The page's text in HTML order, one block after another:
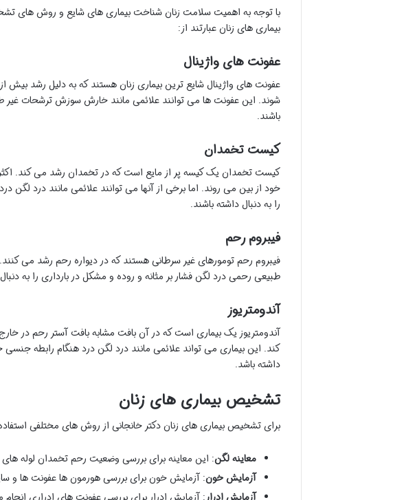
با توجه به اهمیت سلامت زنان شناخت بیماری های شایع و روش های
بیماری های زنان عبارتند از:
عفونت های واژینال
عفونت های واژینال شایع ترین بیماری زنان هستند که به دلیل رشد بیش
شوند. این عفونت ها می توانند علائمی مانند خارش سوزش ترشحات غیر
باشند.
کیست تخمدان
کیست تخمدان یک کیسه پر از مایع است که در تخمدان رشد می کند.
خود از بین می روند. اما برخی از آنها می توانند علائمی مانند درد
را به دنبال داشته باشند.
فیبروم رحم
فیبروم رحم تومورهای غیر سرطانی هستند که در دیواره رحم رشد می
طبیعی رحمی درد لگن فشار بر مثانه و روده و مشکل در بارداری را به
آندومتریوز
آندومتریوز یک بیماری است که در آن بافت مشابه بافت آستر رحم در
کند. این بیماری می تواند علائمی مانند درد لگن درد هنگام رابطه
داشته باشد.
تشخیص بیماری های زنان
برای تشخیص بیماری های زنان دکتر خانجانی از روش های مختلفی
معاینه لگن: این معاینه برای بررسی وضعیت رحم تخمدان لوله
آزمایش خون: آزمایش خون برای بررسی هورمون ها عفونت ها و